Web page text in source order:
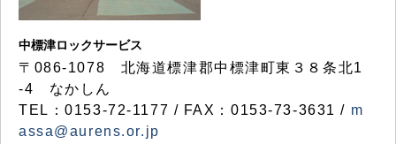
中標津ロックサービス
〒086-1078 北海道標津郡中標津町東３８条北1
-4 なかしん
TEL：0153-72-1177 / FAX：0153-73-3631 / m
assa@aurens.or.jp